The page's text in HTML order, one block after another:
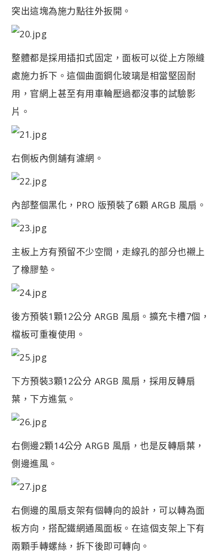
突出這塊為施力點往外扳開。
整體都是採用插扣式固定，面板可以從上方隙縫
處施力拆下。這個曲面鋼化玻璃是相當堅固耐
用，官網上甚至有用車輪壓過都沒事的試驗影
片。
右側板內側舖有濾網。
內部整個黑化，PRO 版預裝了6顆 ARGB 風扇。
主板上方有預留不少空間，走線孔的部分也襯上
了橡膠墊。
後方預裝1顆12公分 ARGB 風扇。擴充卡槽7個，
檔板可重複使用。
下方預裝3顆12公分 ARGB 風扇，採用反轉扇
葉，下方進氣。
右側邊2顆14公分 ARGB 風扇，也是反轉扇葉，
側邊進風。
右側邊的風扇支架有個轉向的設計，可以轉為面
板方向，搭配鐵網通風面板。在這個支架上下有
兩顆手轉螺絲，拆下後即可轉向。